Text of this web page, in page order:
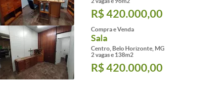
R$ 420.000,00
Compra e Venda
Sala
Centro, Belo Horizonte, MG
2 vagas e 138m2
R$ 420.000,00